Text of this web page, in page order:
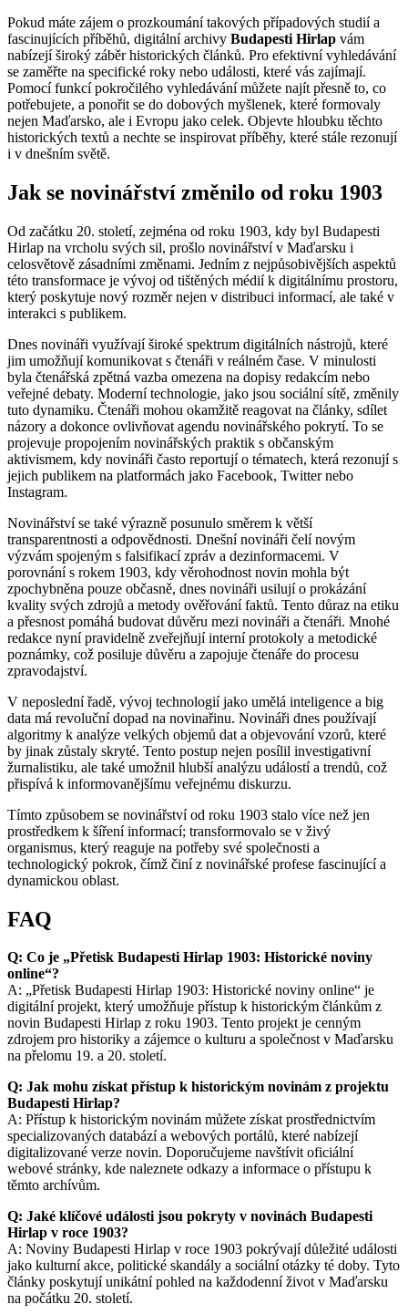
Pokud máte zájem o prozkoumání takových případových studií a
fascinujících příběhů, digitální archivy Budapesti Hirlap vám
nabízejí široký záběr historických článků. Pro efektivní vyhledávání
se zaměřte na specifické roky nebo události, které vás zajímají.
Pomocí funkcí pokročilého vyhledávání můžete najít přesně to, co
potřebujete, a ponořit se do dobových myšlenek, které formovaly
nejen Maďarsko, ale i Evropu jako celek. Objevte hloubku těchto
historických textů a nechte se inspirovat příběhy, které stále rezonují
i v dnešním světě.
Jak se novinářství změnilo od roku 1903
Od začátku 20. století, zejména od roku 1903, kdy byl Budapesti
Hirlap na vrcholu svých sil, prošlo novinářství v Maďarsku i
celosvětově zásadními změnami. Jedním z nejpůsobivějších aspektů
této transformace je vývoj od tištěných médií k digitálnímu prostoru,
který poskytuje nový rozměr nejen v distribuci informací, ale také v
interakci s publikem.
Dnes novináři využívají široké spektrum digitálních nástrojů, které
jim umožňují komunikovat s čtenáři v reálném čase. V minulosti
byla čtenářská zpětná vazba omezena na dopisy redakcím nebo
veřejné debaty. Moderní technologie, jako jsou sociální sítě, změnily
tuto dynamiku. Čtenáři mohou okamžitě reagovat na články, sdílet
názory a dokonce ovlivňovat agendu novinářského pokrytí. To se
projevuje propojením novinářských praktik s občanským
aktivismem, kdy novináři často reportují o tématech, která rezonují s
jejich publikem na platformách jako Facebook, Twitter nebo
Instagram.
Novinářství se také výrazně posunulo směrem k větší
transparentnosti a odpovědnosti. Dnešní novináři čelí novým
výzvám spojeným s falsifikací zpráv a dezinformacemi. V
porovnání s rokem 1903, kdy věrohodnost novin mohla být
zpochybněna pouze občasně, dnes novináři usilují o prokázání
kvality svých zdrojů a metody ověřování faktů. Tento důraz na etiku
a přesnost pomáhá budovat důvěru mezi novináři a čtenáři. Mnohé
redakce nyní pravidelně zveřejňují interní protokoly a metodické
poznámky, což posiluje důvěru a zapojuje čtenáře do procesu
zpravodajství.
V neposlední řadě, vývoj technologií jako umělá inteligence a big
data má revoluční dopad na novinařinu. Novináři dnes používají
algoritmy k analýze velkých objemů dat a objevování vzorů, které
by jinak zůstaly skryté. Tento postup nejen posílil investigativní
žurnalistiku, ale také umožnil hlubší analýzu událostí a trendů, což
přispívá k informovanějšímu veřejnému diskurzu.
Tímto způsobem se novinářství od roku 1903 stalo více než jen
prostředkem k šíření informací; transformovalo se v živý
organismus, který reaguje na potřeby své společnosti a
technologický pokrok, čímž činí z novinářské profese fascinující a
dynamickou oblast.
FAQ
Q: Co je „Přetisk Budapesti Hirlap 1903: Historické noviny
online“?
A: „Přetisk Budapesti Hirlap 1903: Historické noviny online“ je
digitální projekt, který umožňuje přístup k historickým článkům z
novin Budapesti Hirlap z roku 1903. Tento projekt je cenným
zdrojem pro historiky a zájemce o kulturu a společnost v Maďarsku
na přelomu 19. a 20. století.
Q: Jak mohu získat přístup k historickým novinám z projektu
Budapesti Hirlap?
A: Přístup k historickým novinám můžete získat prostřednictvím
specializovaných databází a webových portálů, které nabízejí
digitalizované verze novin. Doporučujeme navštívit oficiální
webové stránky, kde naleznete odkazy a informace o přístupu k
těmto archívům.
Q: Jaké klíčové události jsou pokryty v novinách Budapesti
Hirlap v roce 1903?
A: Noviny Budapesti Hirlap v roce 1903 pokrývají důležité události
jako kulturní akce, politické skandály a sociální otázky té doby. Tyto
články poskytují unikátní pohled na každodenní život v Maďarsku
na počátku 20. století.